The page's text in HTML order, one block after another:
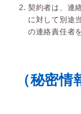
契約者は、連
に対して別途
の連絡責任者
（秘密情